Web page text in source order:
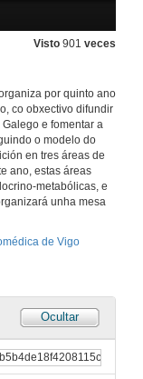
Visto 901 veces
por quinto ano
co obxectivo difundir
e fomentar a
o modelo do
en tres áreas de
ano, estas áreas
metabólicas, e
unha mesa
de Vigo
Ocultar